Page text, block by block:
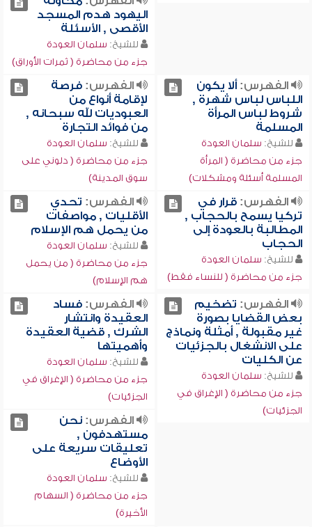
اليهود هدم المسجد
الأقصى , الأسئلة
للشيخ: سلمان العودة
جزء من محاضرة ( ثمرات الأوراق)
الفهرس:ألا يكون
اللباس لباس شهرة ,
شروط لباس المرأة
المسلمة
للشيخ: سلمان العودة
جزء من محاضرة ( المرأة
المسلمة أسئلة ومشكلات)
الفهرس:فرصة
لإقامة أنواع من
العبوديات لله سبحانه ,
من فوائد التجارة
للشيخ: سلمان العودة
جزء من محاضرة ( دلوني على
سوق المدينة)
الفهرس:قرار في
تركيا يسمح بالحجاب ,
المطالبة بالعودة إلى
الحجاب
للشيخ: سلمان العودة
جزء من محاضرة ( للنساء فقط)
الفهرس: تحدي
الأقليات , مواصفات
من يحمل هم الإسلام
للشيخ: سلمان العودة
جزء من محاضرة ( من يحمل
هم الإسلام)
الفهرس: تضخيم
بعض القضايا بصورة
غير مقبولة , أمثلة ونماذج
على الانشغال بالجزئيات
عن الكليات
للشيخ: سلمان العودة
جزء من محاضرة ( الإغراق في
الجزئيات)
الفهرس:فساد
العقيدة وانتشار
الشرك , قضية العقيدة
وأهميتها
للشيخ: سلمان العودة
جزء من محاضرة ( الإغراق في
الجزئيات)
الفهرس:نحن
مستهدفون ,
تعليقات سريعة على
الأوضاع
للشيخ: سلمان العودة
جزء من محاضرة ( السهام
الأخيرة)